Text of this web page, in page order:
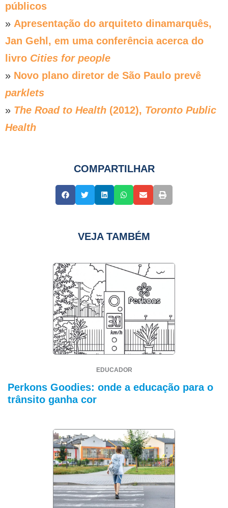
públicos
» Apresentação do arquiteto dinamarquês,
Jan Gehl, em uma conferência acerca do
livro Cities for people
» Novo plano diretor de São Paulo prevê
parklets
» The Road to Health (2012), Toronto Public
Health
COMPARTILHAR
VEJA TAMBÉM
EDUCADOR
Perkons Goodies: onde a educação para o
trânsito ganha cor